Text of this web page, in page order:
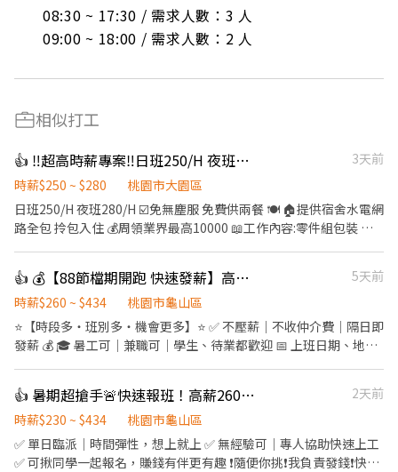
08:30 ~ 17:30 / 需求人數：3 人
09:00 ~ 18:00 / 需求人數：2 人
相似打工
👍 ‼️超高時薪專案‼️日班250/H 夜班280/H
3天前
時薪$250 ~ $280
桃園市大園區
日班250/H 夜班280/H ☑️️免無塵服 免費供兩餐 🍽️ 🏠提供宿舍水電網
路全包 拎包入住 💰周領業界最高10000 📖工作內容:零件組包裝 測
內文 留下名字+電話 盧先生馬上為您服務 👉 找工作，找我比較快
👌
👍 💰【88節檔期開跑 快速發薪】高時薪＋龜山多班別⭐日領2000~3000
5天前
時薪$260 ~ $434
桃園市龜山區
⭐【時段多・班別多・機會更多】⭐ ✅ 不壓薪｜不收仲介費｜隔日即
發薪 💰 🎓 暑工可｜兼職可｜學生、待業都歡迎 📅 上班日期、地
職時段： 彈性工時，輕鬆安排生活與工作~ 早班｜08:00-17:00、
09:00－18:00➡️ NT$230 午班｜13:00－20:00、14:00－23:00➡️
NT$230 晚班｜17:30－22:30➡️ NT$260 夜班｜21:00－06:00、
23:00－08:00、00:00－08:00➡️ NT$260 📍桃園市龜山區頂湖二街
👍 暑期超搶手🚨快速報班！高薪260🔥日領現賺💸多時段任選！
2天前
時薪$230 ~ $434
桃園市龜山區
✅ 單日臨派｜時間彈性，想上就上 ✅ 無經驗可｜專人協助快速上工
✅ 可揪同學一起報名，賺錢有伴更有趣 ❗️隨便你挑❗️我負責發錢❗️快找